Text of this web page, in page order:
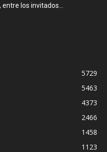
los invitados...
5729
5463
4373
2466
1458
1123